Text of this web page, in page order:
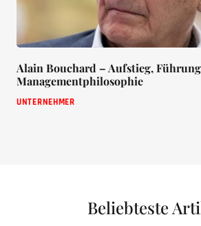
Alain Bouchard – Aufstieg,
Managementphilosophie
UNTERNEHMER
Beliebteste